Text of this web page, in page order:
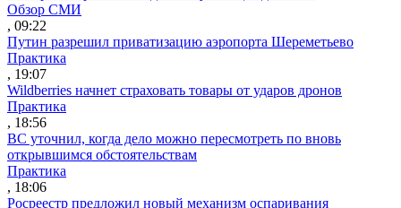
Обзор СМИ
, 09:22
Путин разрешил приватизацию аэропорта Шереметьево
Практика
, 19:07
Wildberries начнет страховать товары от ударов дронов
Практика
, 18:56
ВС уточнил, когда дело можно пересмотреть по вновь
открывшимся обстоятельствам
Практика
, 18:06
Росреестр предложил новый механизм оспаривания